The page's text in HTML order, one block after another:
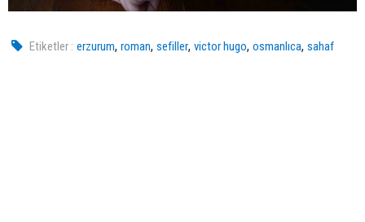
Etiketler : erzurum,roman,sefiller,victor hugo,osmanlıca,sahaf